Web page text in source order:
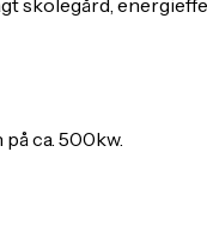
ca. 500kw.